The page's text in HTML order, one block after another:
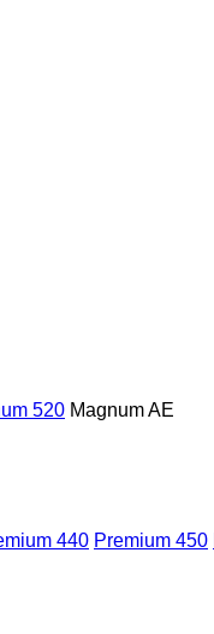
520 Magnum AE
440 Premium 450